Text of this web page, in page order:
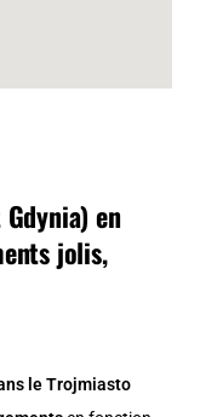
en
jolis,
le Trojmiasto